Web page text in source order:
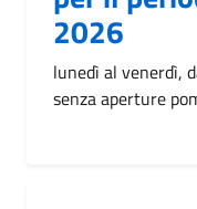
2026
lunedì al venerdì,
senza aperture